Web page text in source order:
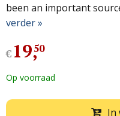
been an important
verder »
€19,
50
Op voorraad
In